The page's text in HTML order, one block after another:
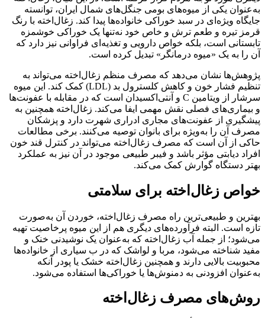
به‌عنوان یکی از میوه‌های بومی جنگل‌های شمال ایران، توانسته
جایگاه ویژه‌ای در سبد خوراکی خانواده‌ها پیدا کند. زغال‌اخته با رنگ
قرمز تیره و طعم ترش و خاص خود نه‌تنها یک خوراکی خوشمزه
تابستانی است، بلکه خواص دارویی و تغذیه‌ای فراوانی نیز دارد که
آن را به یک «میوه درمانگر» تبدیل کرده است.
پژوهش‌ها نشان می‌دهد که مصرف منظم زغال‌اخته می‌تواند به
تنظیم فشار خون و کاهش کلسترول بد (LDL) کمک کند. این میوه
سرشار از ویتامین C و آنتی‌اکسیدان است که در مقابله با عفونت‌ها
و بیماری‌های فصلی نقش مهمی ایفا می‌کند. زغال‌اخته همچنین به
پیشگیری از عفونت‌های مجاری ادراری شهرت دارد و پزشکان
مصرف آن را به‌ویژه برای بانوان توصیه می‌کنند. برخی مطالعات
حاکی از آن است که مصرف زغال‌اخته می‌تواند در کنترل قند خون
افراد دیابتی مؤثر باشد و فیبر طبیعی موجود در آن نیز به عملکرد
بهتر دستگاه گوارش کمک می‌کند.
خواص زغال‌اخته برای سلامتی
بهترین و طبیعی‌ترین راه مصرف زغال‌اخته، خوردن آن به‌صورت
تازه است. البته فرآورده‌های دیگری هم از این میوه پرخاصیت تهیه
می‌شود؛ از جمله آب زغال‌اخته که به‌عنوان یک نوشیدنی خنک و
مفید شناخته می‌شود، مربا و لواشک که در ب سیاری از خانواده‌ها
محبوبیت بالایی دارند و همچنین زغال‌اخته خشک یا پودر آنکه
به‌عنوان افزودنی به دمنوش‌ها یا خوراکی‌ها استفاده می‌شود.
روش‌های مصرف زغال‌اخته